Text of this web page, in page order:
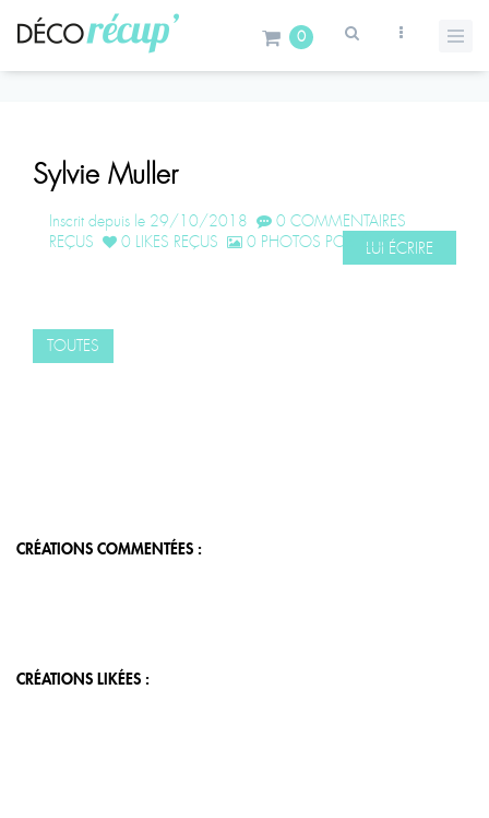
0
Sylvie Muller
Inscrit depuis le 29/10/2018
0 COMMENTAIRES
REÇUS
0 LIKES REÇUS 0 PHOTOS POSTÉESLUI ÉCRIRE
TOUTES
CRÉATIONS COMMENTÉES :
CRÉATIONS LIKÉES :